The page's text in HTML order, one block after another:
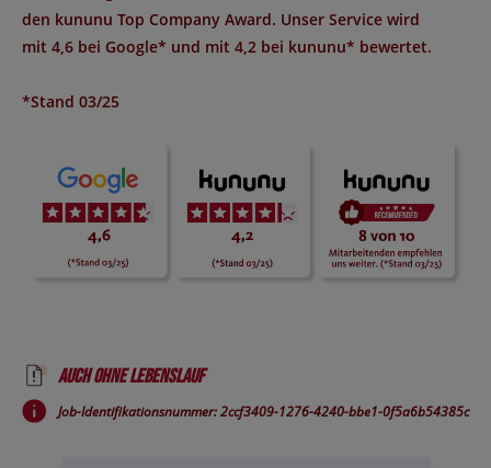
den kununu Top Company Award. Unser Service wird
mit 4,6 bei Google* und mit 4,2 bei kununu* bewertet.
*Stand 03/25
Auch ohne Lebenslauf
Job-Identifikationsnummer: 2ccf3409-1276-4240-bbe1-0f5a6b54385c